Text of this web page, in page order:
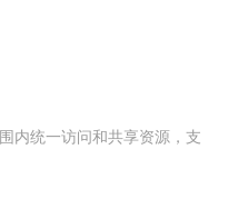
内统一访问和共享资源，支